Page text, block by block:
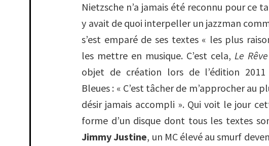
Nietzsche n’a jamais été reconnu pour ce
y avait de quoi interpeller un jazzman
s’est emparé de ses textes « les plus
les mettre en musique. C’est cela,Le
objet de création lors de l’édition 2011
Bleues : « C’est tâcher de m’approcher au
désir jamais accompli ». Qui voit le jour
forme d’un disque dont tous les textes
Jimmy Justine, un MC élevé au smurf